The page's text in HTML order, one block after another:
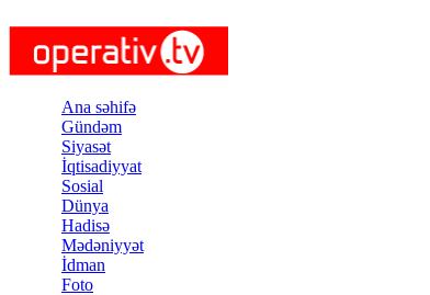
Ana səhifə
Gündəm
Siyasət
İqtisadiyyat
Sosial
Dünya
Hadisə
Mədəniyyət
İdman
Foto